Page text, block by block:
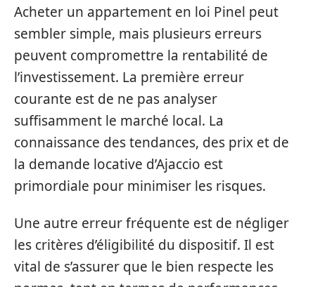
Acheter un appartement en loi Pinel peut
sembler simple, mais plusieurs erreurs
peuvent compromettre la rentabilité de
l’investissement. La première erreur
courante est de ne pas analyser
suffisamment le marché local. La
connaissance des tendances, des prix et de
la demande locative d’Ajaccio est
primordiale pour minimiser les risques.
Une autre erreur fréquente est de négliger
les critères d’éligibilité du dispositif. Il est
vital de s’assurer que le bien respecte les